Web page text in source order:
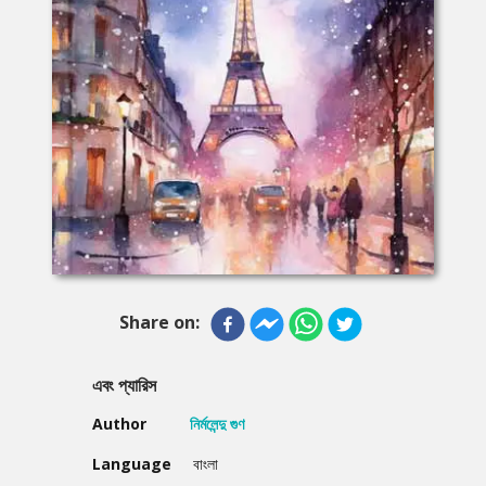
Share on:
এবং প্যারিস
Author
নির্মলেন্দু গুণ
Language
বাংলা